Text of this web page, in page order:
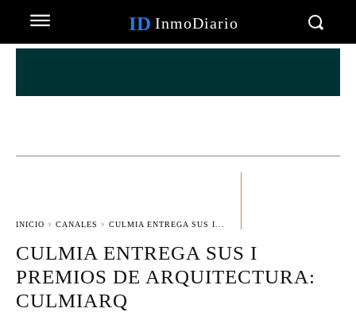
ID InmoDiario
INICIO CANALES CULMIA ENTREGA SUS I...
CULMIA ENTREGA SUS I
PREMIOS DE ARQUITECTURA:
CULMIARQ